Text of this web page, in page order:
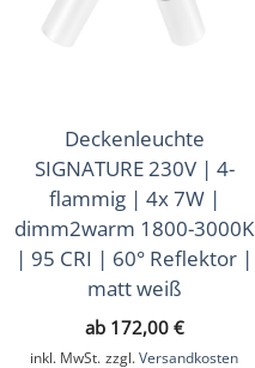
Deckenleuchte
SIGNATURE 230V | 4-
flammig | 4x 7W |
dimm2warm 1800-3000K
| 95 CRI | 60° Reflektor |
matt weiß
ab 172,00 €
inkl. MwSt. zzgl. Versandkosten